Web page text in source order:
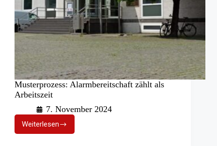
Musterprozess: Alarmbereitschaft zählt als
Arbeitszeit
7. November 2024
WeiterlesenMusterprozess:
Alarmbereitschaft